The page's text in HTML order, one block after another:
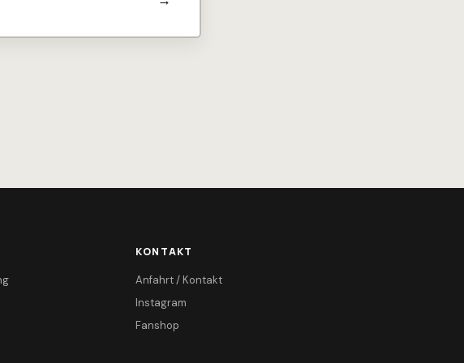
KONTAKT
Anfahrt / Kontakt
Instagram
Fanshop